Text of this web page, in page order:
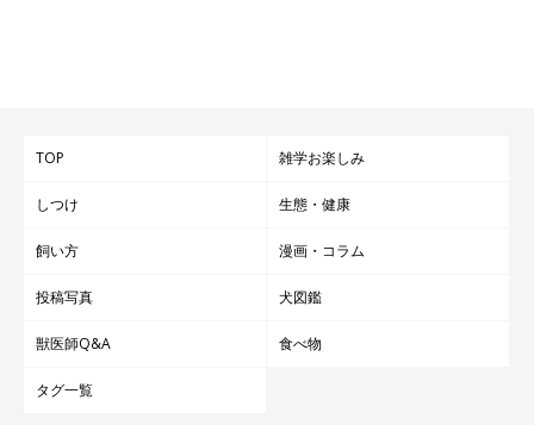
TOP 雑学お楽しみ
しつけ 生態・健康
飼い方 漫画・コラム
投稿写真 犬図鑑
獣医師Q&A 食べ物
タグ一覧